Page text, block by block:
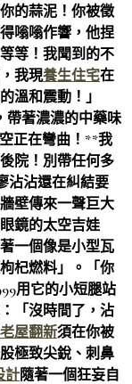
的蒜泥！你被徵
嗡嗡作響，他捏
等！我聞到的不
我現養生住宅在
溫和震動！」
帶著濃濃的中藥味
正在彎曲！**我
院！別帶任何多
沾沾還在糾結要
壁傳來一聲巨大
鏡的太空吉娃
一個像是小型瓦
杞燃料」。「你
用它的小短腿站
「沒時間了，沾
老屋翻新須在你被
極致尖銳、刺鼻
計隨著一個狂妄自